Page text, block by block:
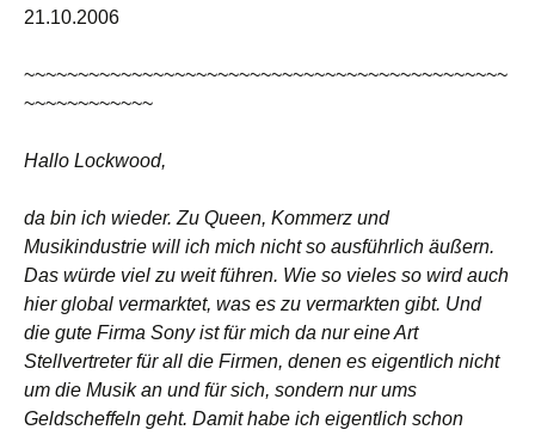
21.10.2006
~~~~~~~~~~~~~~~~~~~~~~~~~~~~~~~~~~~~~~~~~~~~~
~~~~~~~~~~~~
Hallo Lockwood,
da bin ich wieder. Zu Queen, Kommerz und
Musikindustrie will ich mich nicht so ausführlich äußern.
Das würde viel zu weit führen. Wie so vieles so wird auch
hier global vermarktet, was es zu vermarkten gibt. Und
die gute Firma Sony ist für mich da nur eine Art
Stellvertreter für all die Firmen, denen es eigentlich nicht
um die Musik an und für sich, sondern nur ums
Geldscheffeln geht. Damit habe ich eigentlich schon